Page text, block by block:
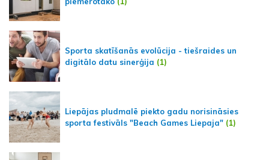
Sporta skatīšanās evolūcija - tiešraides un
digitālo datu sinerģija (1)
Liepājas pludmalē piekto gadu norisināsies
sporta festivāls "Beach Games Liepaja" (1)